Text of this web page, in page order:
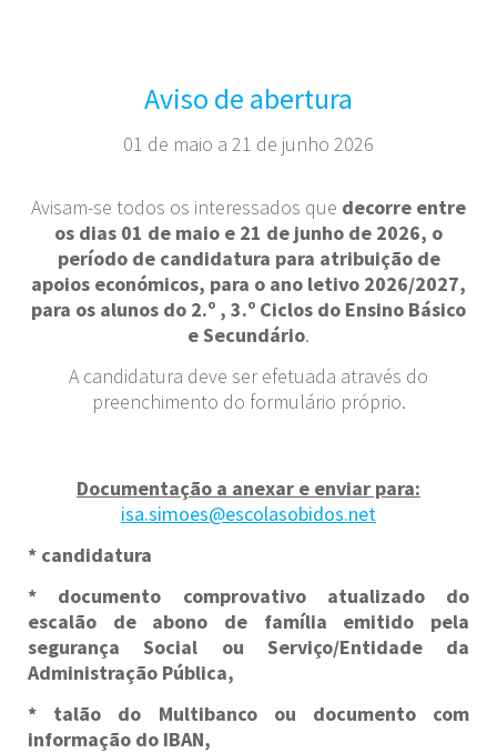
Aviso de abertura
01 de maio a 21 de junho 2026
Avisam-se todos os interessados que decorre entre
os dias 01 de maio e 21 de junho de 2026, o
período de candidatura para atribuição de
apoios económicos, para o ano letivo 2026/2027,
para os alunos do 2.º , 3.º Ciclos do Ensino Básico
e Secundário.
A candidatura deve ser efetuada através do
preenchimento do formulário próprio.
Documentação a anexar e enviar para:
isa.simoes@escolasobidos.net
* candidatura
* documento comprovativo atualizado do
escalão de abono de família emitido pela
segurança Social ou Serviço/Entidade da
Administração Pública,
* talão do Multibanco ou documento com
informação do IBAN,